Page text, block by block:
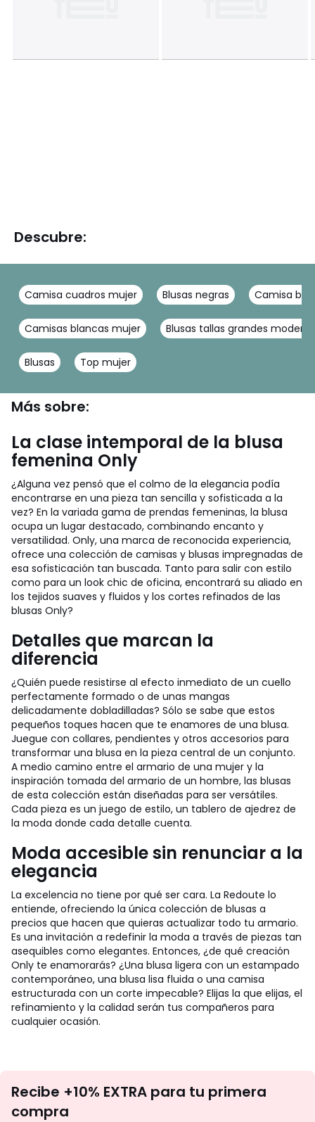
Descubre:
Camisa cuadros mujer Blusas negras Camisa
Camisas blancas mujer Blusas tallas grandes
Blusas Top mujer
Más sobre:
La clase intemporal de la blusa
femenina Only
¿Alguna vez pensó que el colmo de la elegancia podía
encontrarse en una pieza tan sencilla y sofisticada a la
vez? En la variada gama de prendas femeninas, la blusa
ocupa un lugar destacado, combinando encanto y
versatilidad. Only, una marca de reconocida experiencia,
ofrece una colección de camisas y blusas impregnadas de
esa sofisticación tan buscada. Tanto para salir con estilo
como para un look chic de oficina, encontrará su aliado en
los tejidos suaves y fluidos y los cortes refinados de las
blusas Only?
Detalles que marcan la
diferencia
¿Quién puede resistirse al efecto inmediato de un cuello
perfectamente formado o de unas mangas
delicadamente dobladilladas? Sólo se sabe que estos
pequeños toques hacen que te enamores de una blusa.
Juegue con collares, pendientes y otros accesorios para
transformar una blusa en la pieza central de un conjunto.
A medio camino entre el armario de una mujer y la
inspiración tomada del armario de un hombre, las blusas
de esta colección están diseñadas para ser versátiles.
Cada pieza es un juego de estilo, un tablero de ajedrez de
la moda donde cada detalle cuenta.
Moda accesible sin renunciar a la
elegancia
La excelencia no tiene por qué ser cara. La Redoute lo
entiende, ofreciendo la única colección de blusas a
precios que hacen que quieras actualizar todo tu armario.
Es una invitación a redefinir la moda a través de piezas tan
asequibles como elegantes. Entonces, ¿de qué creación
Only te enamorarás? ¿Una blusa ligera con un estampado
contemporáneo, una blusa lisa fluida o una camisa
estructurada con un corte impecable? Elijas la que elijas, el
refinamiento y la calidad serán tus compañeros para
cualquier ocasión.
te
Recibe +10% EXTRA para tu primera
compra